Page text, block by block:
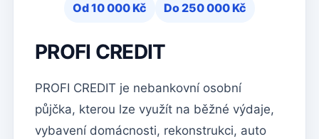
Od 10 000 Kč Do 250 000 Kč
PROFI CREDIT
PROFI CREDIT je nebankovní osobní
půjčka, kterou lze využít na běžné výdaje,
vybavení domácnosti, rekonstrukci, auto